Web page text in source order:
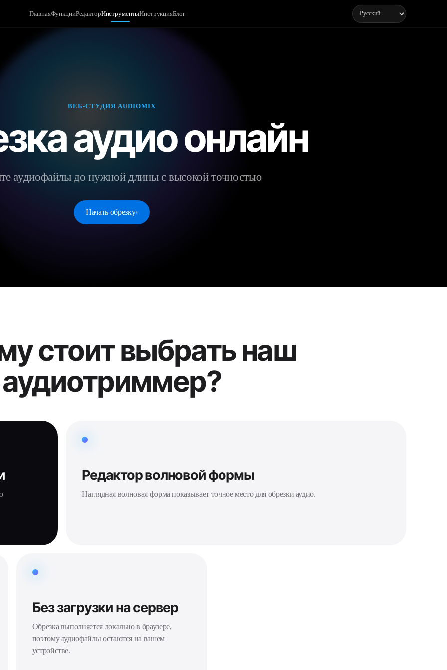
ГлавнаяФункцииРедакторИнструментыИнструкцияБлог
ВЕБ-СТУДИЯ AUDIOMIX
аудио онлайн
аудиофайлы до нужной длины с высокой точностью
Начать обрезку›
стоит выбрать наш
аудиотриммер?
Редактор волновой формы
Наглядная волновая форма показывает точное место для обрезки аудио.
Без загрузки на сервер
Обрезка выполняется локально в браузере,
поэтому аудиофайлы остаются на вашем
устройстве.